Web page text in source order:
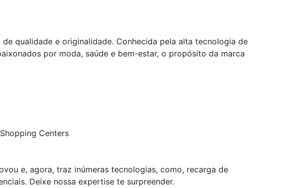
qualidade e originalidade. Conhecida pela alta tecnologia de
por moda, saúde e bem-estar, o propósito da marca
e, agora, traz inúmeras tecnologias, como, recarga de
Deixe nossa expertise te surpreender.